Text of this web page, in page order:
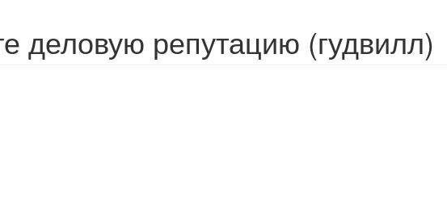
деловую репутацию (гудвилл)